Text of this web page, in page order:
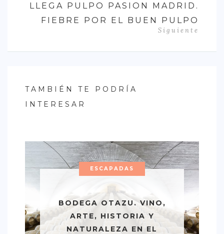
LLEGA PULPO PASION MADRID.
FIEBRE POR EL BUEN PULPO
Siguiente
TAMBIÉN TE PODRÍA
INTERESAR
ESCAPADAS
BODEGA OTAZU. VINO,
ARTE, HISTORIA Y
NATURALEZA EN EL